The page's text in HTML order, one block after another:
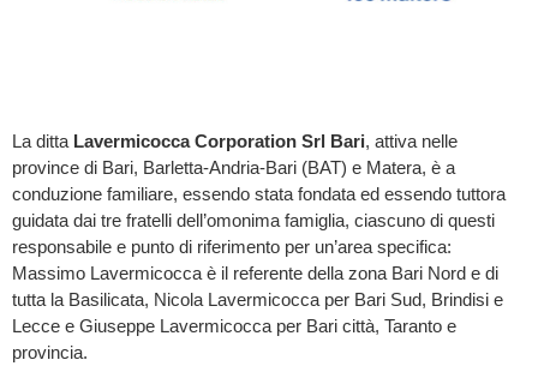
La ditta LavermicoccaCorporation Srl Bari, attiva nelle
province di Bari, Barletta-Andria-Bari (BAT) e Matera, è a
conduzione familiare, essendo stata fondata ed essendo tuttora
guidata dai tre fratelli dell’omonima famiglia, ciascuno di questi
responsabile e punto di riferimento per un’area specifica:
Massimo Lavermicocca è il referente della zona Bari Nord e di
tutta la Basilicata, Nicola Lavermicocca per Bari Sud, Brindisi e
Lecce e Giuseppe Lavermicocca per Bari città, Taranto e
provincia.